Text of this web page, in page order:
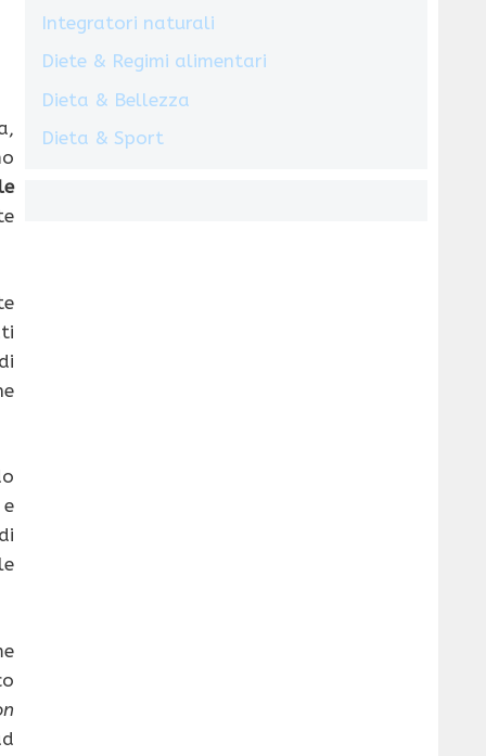
Integratori naturali
Diete & Regimi alimentari
Dieta & Bellezza
Dieta & Sport